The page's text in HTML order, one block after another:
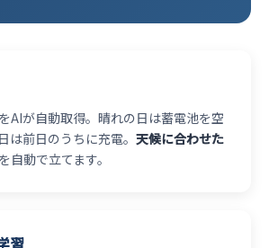
AIが自動取得。晴れの日は蓄電池を空
は前日のうちに充電。 天候に合わせた
自動で立てます。